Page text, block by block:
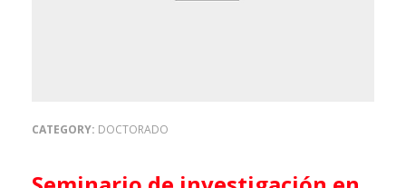
CATEGORY: DOCTORADO